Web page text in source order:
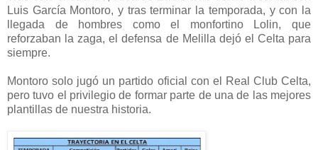
Luis García Montoro, y tras terminar la temporada, y con la
llegada de hombres como el monfortino Lolin, que
reforzaban la zaga, el defensa de Melilla dejó el Celta para
siempre.
Montoro solo jugó un partido oficial con el Real Club Celta,
pero tuvo el privilegio de formar parte de una de las mejores
plantillas de nuestra historia.